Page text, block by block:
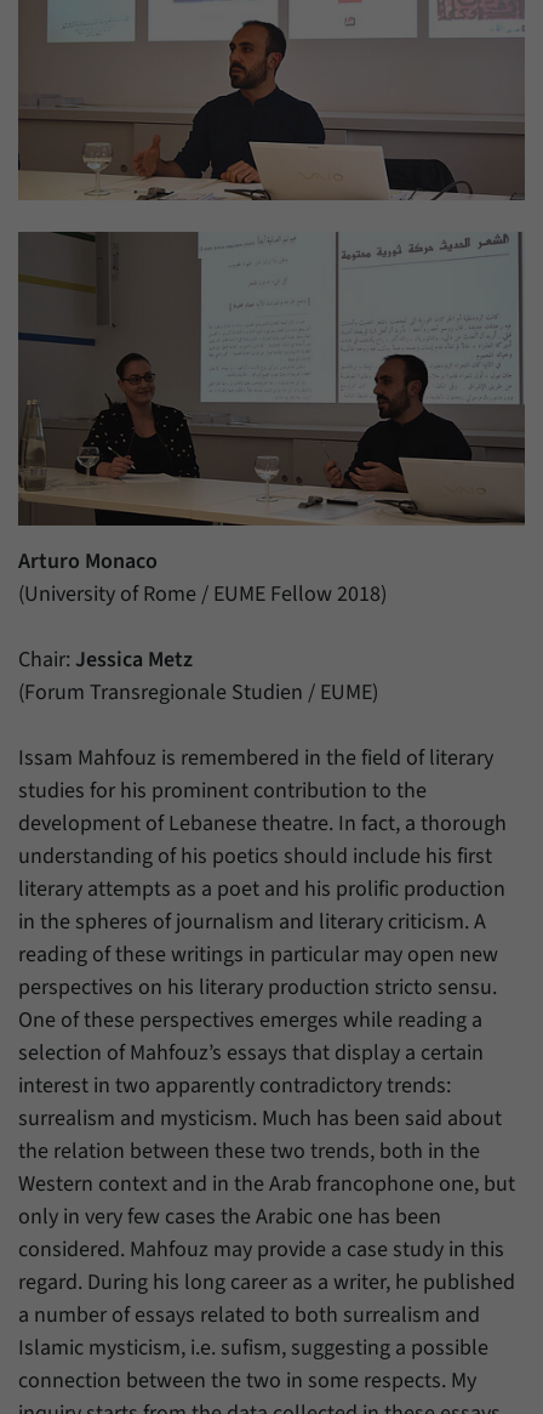
Arturo Monaco
(University of Rome / EUME Fellow 2018)
Chair: Jessica Metz
(Forum Transregionale Studien / EUME)
Issam Mahfouz is remembered in the field of literary
studies for his prominent contribution to the
development of Lebanese theatre. In fact, a thorough
understanding of his poetics should include his first
literary attempts as a poet and his prolific production
in the spheres of journalism and literary criticism. A
reading of these writings in particular may open new
perspectives on his literary production stricto sensu.
One of these perspectives emerges while reading a
selection of Mahfouz’s essays that display a certain
interest in two apparently contradictory trends:
surrealism and mysticism. Much has been said about
the relation between these two trends, both in the
Western context and in the Arab francophone one, but
only in very few cases the Arabic one has been
considered. Mahfouz may provide a case study in this
regard. During his long career as a writer, he published
a number of essays related to both surrealism and
Islamic mysticism, i.e. sufism, suggesting a possible
connection between the two in some respects. My
generierte ID, für die historische Speicherung
Ihrer vorgenommen Einstellungen, falls der
Webseiten-Betreiber dies eingestellt hat.
Name _pk_ref
Matomo
Laufzeit 6 Monate
Zweck
Mit diesem Cookie können wir speichern, von
welcher Internetseite oder Suchmaschine
Besucher durch eine Verlinkung auf unsere
Internetseite weitergeleitet wurden.
Anbieter Matomo
Laufzeit 30 Minuten
Zweck
Mit diesem Cookie können wir für kurze Zeit
speichern.